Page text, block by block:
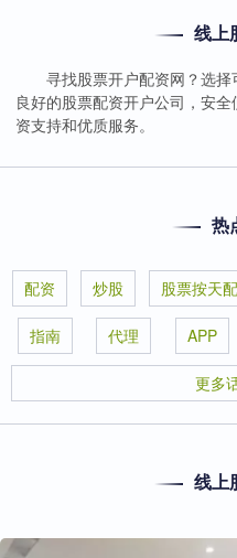
线上
寻找股票开户配资网？选
良好的股票配资开户公司，安
资支持和优质服务。
热
配资 炒股 股票按天
指南 代理 APP
更多
线上